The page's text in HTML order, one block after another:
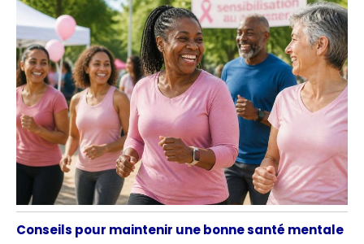
Conseils pour maintenir une bonne santé mentale